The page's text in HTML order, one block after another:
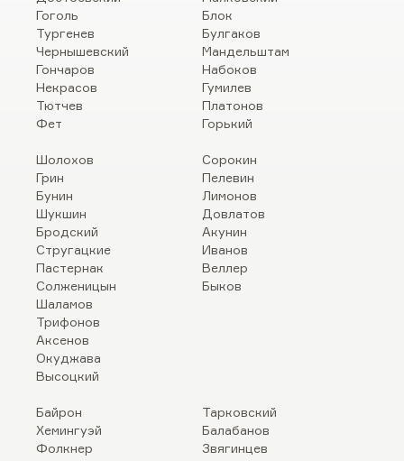
Гоголь
Тургенев
Чернышевский
Гончаров
Некрасов
Тютчев
Фет
Блок
Булгаков
Мандельштам
Набоков
Гумилев
Платонов
Горький
Шолохов
Грин
Бунин
Шукшин
Бродский
Стругацкие
Пастернак
Солженицын
Шаламов
Трифонов
Аксенов
Окуджава
Высоцкий
Сорокин
Пелевин
Лимонов
Довлатов
Акунин
Иванов
Веллер
Быков
Байрон
Хемингуэй
Фолкнер
Тарковский
Балабанов
Звягинцев